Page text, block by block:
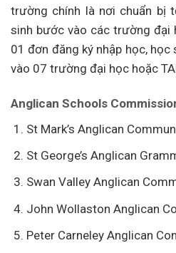
trường chính là nơi chuẩn bị
sinh bước vào các trường đại
01 đơn đăng ký nhập học,
vào 07 trường đại học hoặc
Anglican Schools
St Mark’s Anglican
St George’s Anglican
Swan Valley Anglican
John Wollaston Anglican
Peter Carneley Anglican